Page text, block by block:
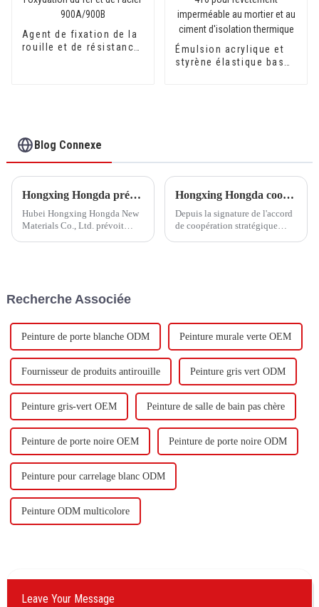
Agent de fixation de la
rouille et de résistance
Émulsion acrylique et
styrène élastique basse
Blog Connexe
Hongxing Hongda prévoit d'investir 1,6 milliard de yuans pour construire une nouvelle usine de production d'émulsion d'une capacité de production de 510 000 tonnes par an.
Hubei Hongxing Hongda New
Materials Co., Ltd. prévoit
base d'eau et 60 000 tonnes de
Hongxing Hongda coopère avec Keshun Waterproof Technology Co., Ltd pour apporter un nouvel avenir à l'industrie
Depuis la signature de l'accord
de coopération stratégique
Recherche Associée
Peinture de porte blanche ODM Peinture murale verte OEM
Fournisseur de produits antirouille Peinture gris vert ODM
Peinture gris-vert OEM Peinture de salle de bain pas chère
Peinture de porte noire OEM Peinture de porte noire ODM
Peinture pour carrelage blanc ODM
Peinture ODM multicolore
Leave Your Message